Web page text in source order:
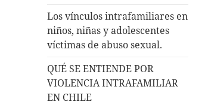
Los vínculos intrafamiliares en
niños, niñas y adolescentes
víctimas de abuso sexual.
QUÉ SE ENTIENDE POR
VIOLENCIA INTRAFAMILIAR
EN CHILE